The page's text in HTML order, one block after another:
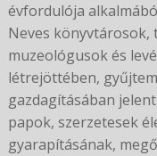
évfordulója
Neves
muzeológusok és
létrejöttében,
gazdagításában
papok, szerzetesek
gyarapításának,